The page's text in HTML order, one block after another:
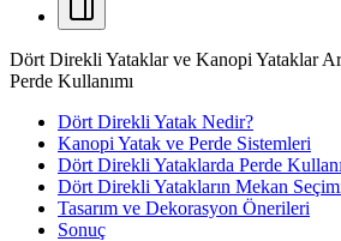
Dört Direkli Yataklar ve Kanopi Yataklar
Perde Kullanımı
Dört Direkli Yatak Nedir?
Kanopi Yatak ve Perde Sistemleri
Dört Direkli Yataklarda Perde
Dört Direkli Yatakların Mekan Seçimi
Tasarım ve Dekorasyon Önerileri
Sonuç